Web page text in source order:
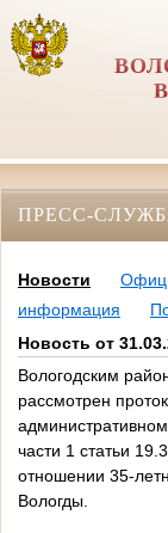
ПРЕСС-
Новости
информация
Новость от
Вологодским
рассмотрен
части 1 статьи
отношении 35-
Вологды.